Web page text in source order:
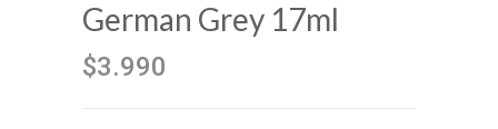
German Grey 17ml
$3.990